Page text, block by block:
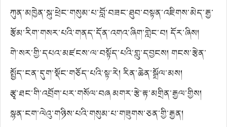
བཀྲ་ཤིས་ཀྱིས།
ཀུན་མཁྱེན་སྐུ་ཕྲེང་གསུམ་པ་བློ་བཟང་ཐུབ་བསྟན་འཇིགས་མེད་རྒྱ་
མཚོའི་རྣམ་ཐར་ཉུང་བསྡུས།
རྩོམ་རིག་གསར་པའི་གནད་དོན་འགའ་ཞིག་གླེང་བ། དོར་ཞིས།
གེ་སར་གྱི་དཔའ་མཛངས་ལ་བསྟོད་པའི་གླུ་དབྱངས། གངས་རྩེན་
གྱིས།
སྤྱོད་ངན་དུག་སྡོང་གཅོད་པའི་སྟ་རེ། རིན་ཆེན་སྒྲོལ་མས།
རྩྭ་ཐང་གི་འབྲོག་པར་གསོལ་བཞ མགར་རྩེ་རྟ་མགྲིན་རྒྱལ་གྱིས།
སྙན་ངག་ལེའུ་གཉིས་པའི་གསུམ་པ་གཟུགས་ཅན་གྱི་རྒྱན།